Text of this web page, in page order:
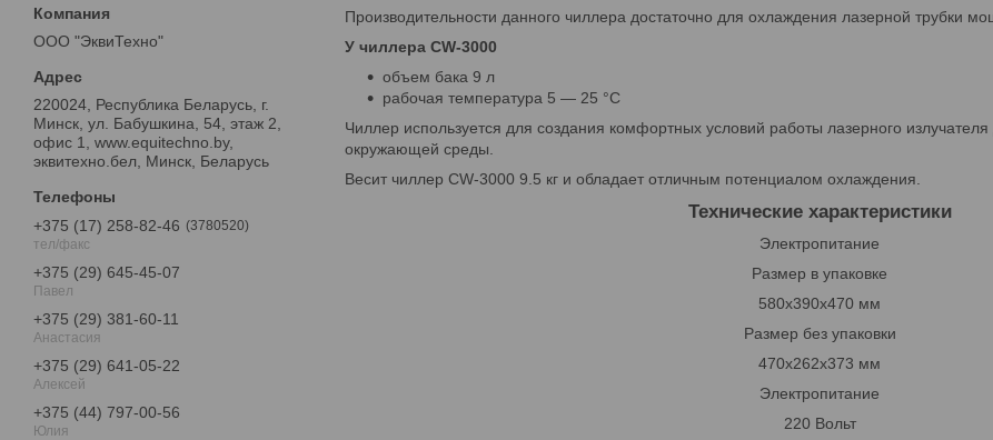
ООО "ЭквиТехно"
220024, Республика Беларусь, г.
Минск, ул. Бабушкина, 54, этаж 2,
офис 1, www.equitechno.by,
эквитехно.бел, Минск, Беларусь
+375 (17) 258-82-46
3780520
тел/факс
+375 (29) 645-45-07
Павел
+375 (29) 381-60-11
Анастасия
+375 (29) 641-05-22
Алексей
+375 (44) 797-00-56
Юлия
Производительности данного чиллера достаточно для охлаждения лазерной трубки
У чиллера CW-3000
объем бака 9 л
рабочая температура 5 — 25 °C
Чиллер используется для создания комфортных условий работы лазерного излучателя
окружающей среды.
Весит чиллер CW-3000 9.5 кг и обладает отличным потенциалом охлаждения.
Технические характеристики
Электропитание
Размер в упаковке
580x390x470 мм
Размер без упаковки
470x262x373 мм
Электропитание
220 Вольт